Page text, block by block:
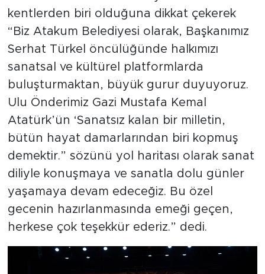
kentlerden biri olduğuna dikkat çekerek
“Biz Atakum Belediyesi olarak, Başkanımız
Serhat Türkel öncülüğünde halkımızı
sanatsal ve kültürel platformlarda
buluşturmaktan, büyük gurur duyuyoruz.
Ulu Önderimiz Gazi Mustafa Kemal
Atatürk’ün ‘Sanatsız kalan bir milletin,
bütün hayat damarlarından biri kopmuş
demektir.” sözünü yol haritası olarak sanat
diliyle konuşmaya ve sanatla dolu günler
yaşamaya devam edeceğiz. Bu özel
gecenin hazırlanmasında emeği geçen,
herkese çok teşekkür ederiz.” dedi.